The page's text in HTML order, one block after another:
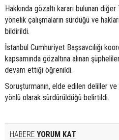
Hakkında gözaltı kararı bulunan
yönelik çalışmaların sürdüğü ve
bildirildi.
İstanbul Cumhuriyet Başsavcılığı
kapsamında gözaltına alınan
devam ettiği öğrenildi.
Soruşturmanın, elde edilen deliller
yönlü olarak sürdürüldüğü belirtildi.
HABERE YORUM KAT